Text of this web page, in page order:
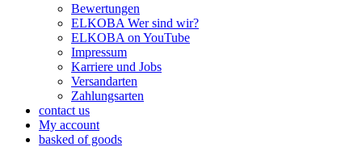
Bewertungen
ELKOBA Wer sind wir?
ELKOBA on YouTube
Impressum
Karriere und Jobs
Versandarten
Zahlungsarten
contact us
My account
basked of goods